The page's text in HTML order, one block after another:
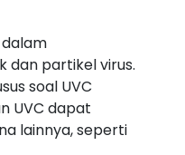
dalam
dan partikel virus.
soal UVC
UVC dapat
lainnya, seperti